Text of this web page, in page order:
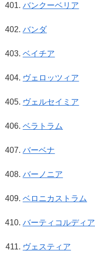
バンクーベリア
バンダ
ベイチア
ヴェロッツィア
ヴェルセイミア
ベラトラム
バーベナ
バーノニア
ベロニカストラム
バーティコルディア
ヴェスティア